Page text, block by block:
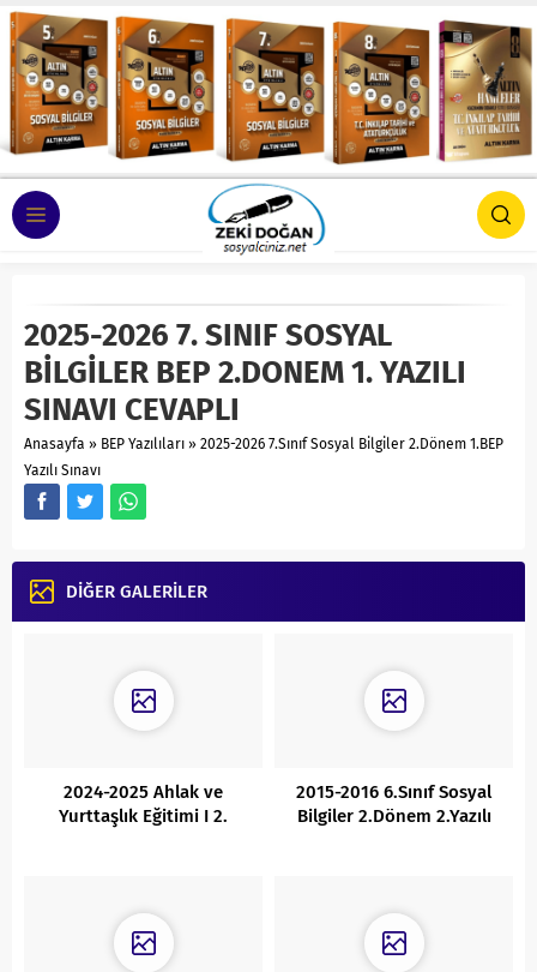
2025-2026 7. SINIF SOSYAL
BİLGİLER BEP 2.DONEM 1. YAZILI
SINAVI CEVAPLI
Anasayfa » BEP Yazılıları » 2025-2026 7.Sınıf Sosyal Bilgiler 2.Dönem 1.BEP
Yazılı Sınavı
DİĞER GALERİLER
2024-2025 Ahlak ve
Yurttaşlık Eğitimi I 2.
2015-2016 6.Sınıf Sosyal
Bilgiler 2.Dönem 2.Yazılı